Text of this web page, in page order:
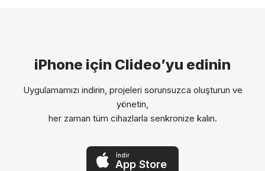
iPhone için Clideo’yu edinin
Uygulamamızı indirin, projeleri sorunsuzca oluşturun ve
yönetin,
her zaman tüm cihazlarla senkronize kalın.
İndir
App Store